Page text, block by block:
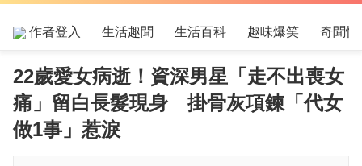
作者登入 生活趣聞 生活百科 趣味爆笑 奇聞怪
22歲愛女病逝！資深男星「走不出喪女
痛」留白長髮現身 掛骨灰項鍊「代女
做1事」惹淚